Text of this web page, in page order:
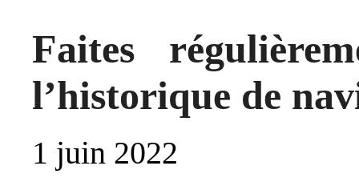
Faites
l’historique de
1 juin 2022